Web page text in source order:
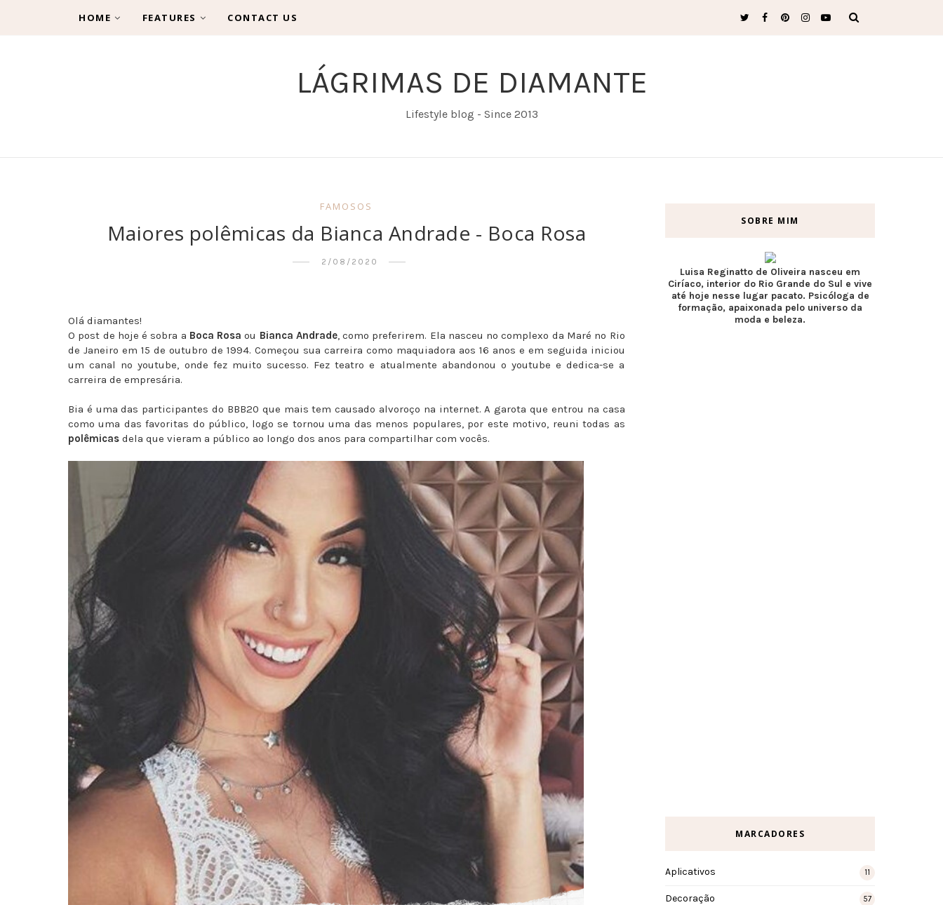
LÁGRIMAS DE DIAMANTE
Lifestyle blog - Since 2013
HOME FEATURES CONTACT US
FAMOSOS
Maiores polêmicas da Bianca Andrade - Boca Rosa
2/08/2020
Olá diamantes!
O post de hoje é sobra a Boca Rosa ou Bianca Andrade, como preferirem. Ela nasceu no complexo da Maré no Rio
de Janeiro em 15 de outubro de 1994. Começou sua carreira como maquiadora aos 16 anos e em seguida iniciou
um canal no youtube, onde fez muito sucesso. Fez teatro e atualmente abandonou o youtube e dedica-se a
carreira de empresária.
Bia é uma das participantes do BBB20 que mais tem causado alvoroço na internet. A garota que entrou na casa
como uma das favoritas do público, logo se tornou uma das menos populares, por este motivo, reuni todas as
polêmicas dela que vieram a público ao longo dos anos para compartilhar com vocês.
SOBRE MIM
Luisa Reginatto de Oliveira nasceu em
Ciríaco, interior do Rio Grande do Sul e vive
até hoje nesse lugar pacato. Psicóloga de
formação, apaixonada pelo universo da
moda e beleza.
MARCADORES
Aplicativos 11
Decoração 57